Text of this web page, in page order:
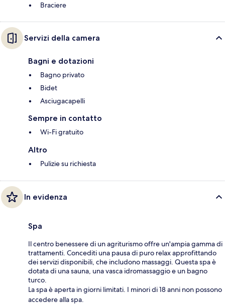
Braciere
Servizi della camera
Bagni e dotazioni
Bagno privato
Bidet
Asciugacapelli
Sempre in contatto
Wi-Fi gratuito
Altro
Pulizie su richiesta
In evidenza
Spa
Il centro benessere di un agriturismo offre un'ampia gamma di
trattamenti. Concediti una pausa di puro relax approfittando
dei servizi disponibili, che includono massaggi. Questa spa è
dotata di una sauna, una vasca idromassaggio e un bagno
turco.
La spa è aperta in giorni limitati. I minori di 18 anni non possono
accedere alla spa.